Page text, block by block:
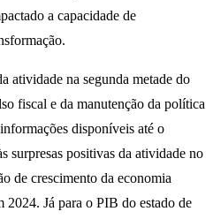
a capacidade de
atividade na segunda metade do
fiscal e da manutenção da política
disponíveis até o
surpresas positivas da atividade no
de crescimento da economia
2024. Já para o PIB do estado de